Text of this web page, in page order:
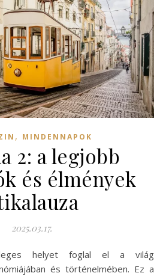
, MINDENNAPOK
2: a legjobb
és élmények
2025.03.17.
és történelmében. Ez a